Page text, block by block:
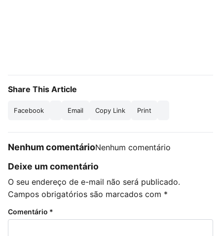
Share This Article
Facebook Email Copy Link Print
Nenhum comentárioNenhum comentário
Deixe um comentário
O seu endereço de e-mail não será publicado.
Campos obrigatórios são marcados com *
Comentário *